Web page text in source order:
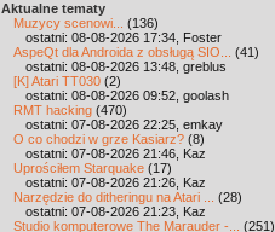
Aktualne tematy
Muzycy scenowi...
(136)
ostatni: 08-08-2026 17:34, Foster
AspeQt dla Androida z obsługą SIO...
(41)
ostatni: 08-08-2026 13:48, greblus
[K] Atari TT030 (2)
ostatni: 08-08-2026 09:52, goolash
RMT hacking (470)
ostatni: 07-08-2026 22:25, emkay
O co chodzi w grze Kasiarz? (8)
ostatni: 07-08-2026 21:46, Kaz
Uprościłem Starquake (17)
ostatni: 07-08-2026 21:26, Kaz
Narzędzie do ditheringu na Atari ...
(28)
ostatni: 07-08-2026 21:23, Kaz
Studio komputerowe The Marauder -...
(251)